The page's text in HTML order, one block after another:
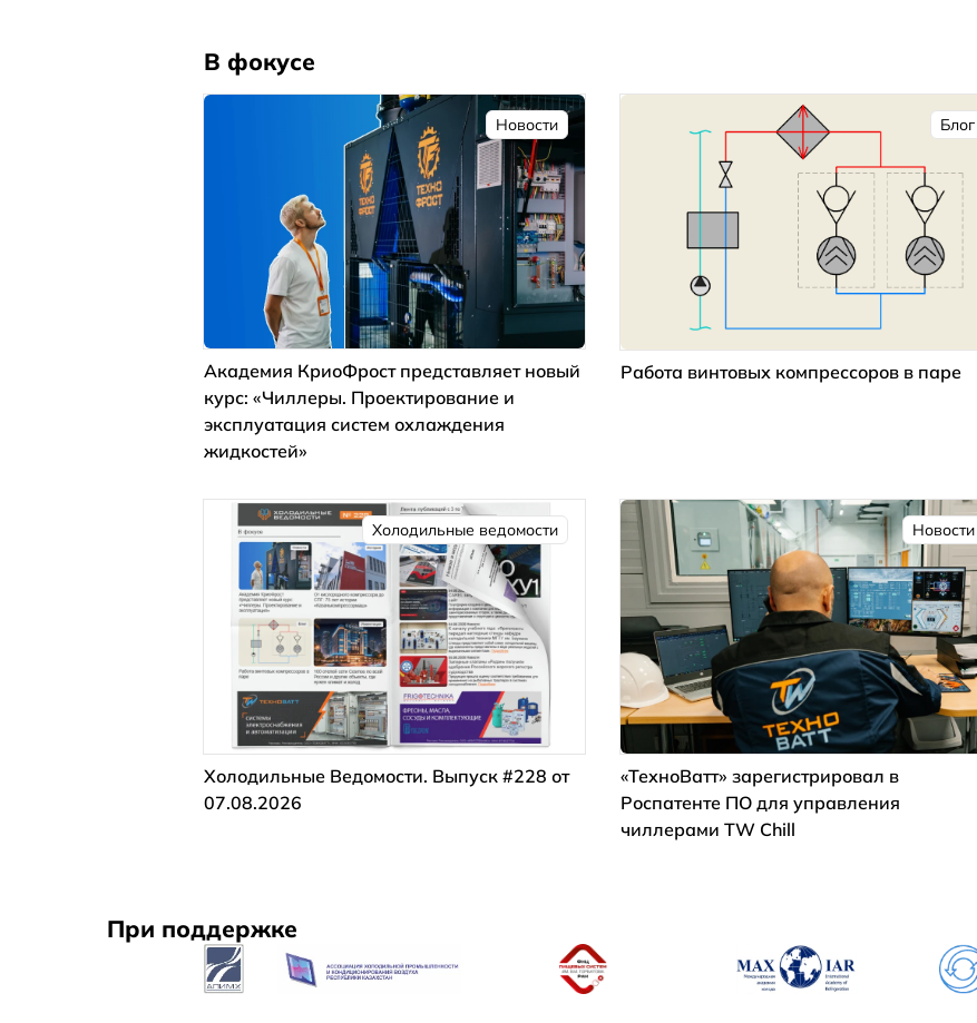
В фокусе
Новости
Академия КриоФрост представляет новый
курс: «Чиллеры. Проектирование и
эксплуатация систем охлаждения
жидкостей»
Блог
Работа винтовых компрессоров в паре
Холодильные ведомости
Холодильные Ведомости. Выпуск #228 от
07.08.2026
Новости
«ТехноВатт» зарегистрировал в
Роспатенте ПО для управления
чиллерами TW Chill
При поддержке